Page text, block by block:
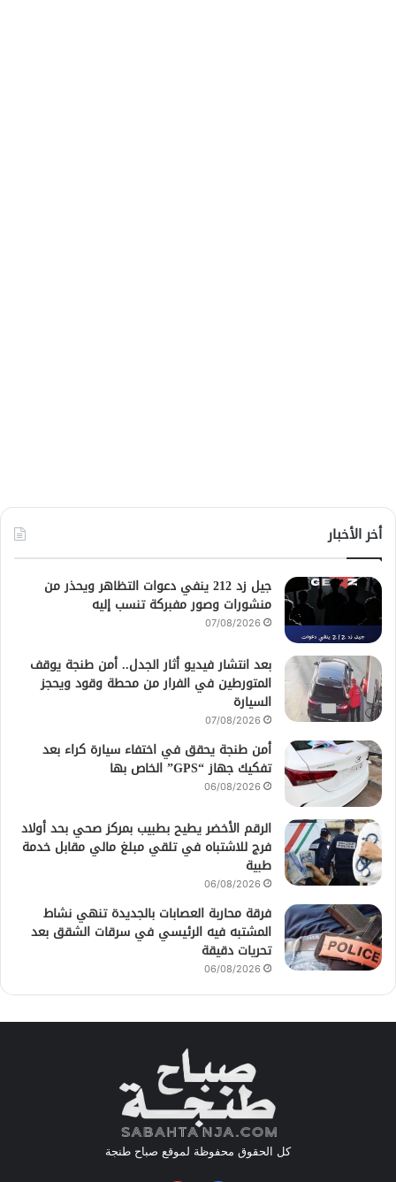
أخر الأخبار
جيل زد 212 ينفي دعوات التظاهر ويحذر من
منشورات وصور مفبركة تنسب إليه
07/08/2026
بعد انتشار فيديو أثار الجدل.. أمن طنجة يوقف
المتورطين في الفرار من محطة وقود ويحجز
السيارة
07/08/2026
أمن طنجة يحقق في اختفاء سيارة كراء بعد
تفكيك جهاز “GPS” الخاص بها
06/08/2026
الرقم الأخضر يطيح بطبيب بمركز صحي بحد أولاد
فرج للاشتباه في تلقي مبلغ مالي مقابل خدمة
طبية
06/08/2026
فرقة محاربة العصابات بالجديدة تنهي نشاط
المشتبه فيه الرئيسي في سرقات الشقق بعد
تحريات دقيقة
06/08/2026
كل الحقوق محفوظة لموقع صباح طنجة